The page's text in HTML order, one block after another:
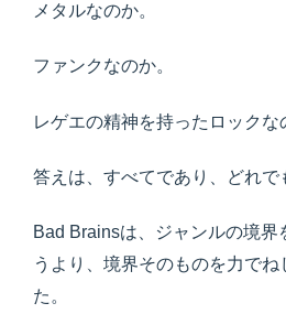
メタルなのか。
ファンクなのか。
レゲエの精神を持ったロックな
答えは、すべてであり、どれで
Bad Brainsは、ジャンルの境界
うより、境界そのものを力でね
た。